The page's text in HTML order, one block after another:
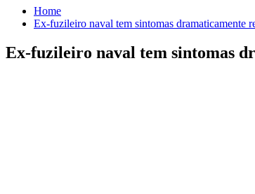
Home
Ex-fuzileiro naval tem sintomas dramaticamente
Ex-fuzileiro naval tem sintomas